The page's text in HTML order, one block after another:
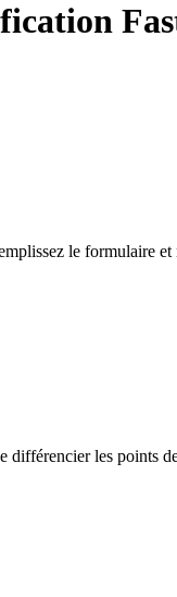
le formulaire
différencier les points